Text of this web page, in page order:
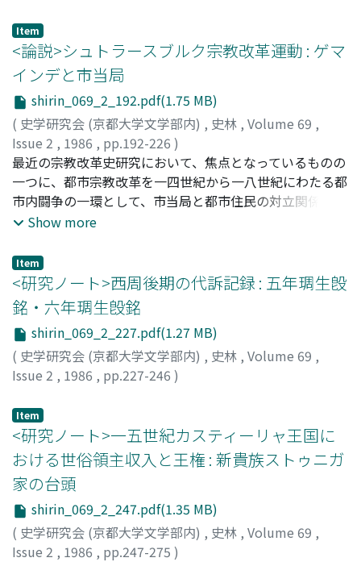
される「暴君」ドミティアーヌスの政治をも分析し、国内
政治の安定が如何にしてあるいはどのようなものとして確
立されたのかという問題を考察しようとしたものである。
そこでは、養子皇帝制は実体のないものとして示され、ま
た皇帝と元老院の関係についても、国制上の問題ばかりで
なく、政治的支配層としての元老院議員階層の動向にも注
意が向けられている。そして考察の結果として、次のこと
が明らかになった。即ち、社会的流動性というローマ社会
の特質をふまえて、帝国全域にわたる有力者の政治参加を
積極的に可能とする体制の明確な誕生、あるいは「父祖の
遺風」を規範とするローマ社会のもつ政治的伝統と拡大し
との調和、こうしたものが国内政治安定の重大な要因であ
り、かかる観点から内政上の安定を実現した政治体制を
「ローマ五賢帝政治」と呼ぶならば、それはネルワ帝にお
いてではなく、トラヤヌス帝治世初期において成立したと
みることが出来るのである。
Item
<論説>シュトラースブルク宗教改革運動 : ゲマ
インデと市当局
shirin_069_2_192.pdf(1.75 MB)
( 史学研究会 (京都大学文学部内) , 史林 , Volume 69 ,
Issue 2 , 1986 , pp.192-226 )
渡邊, 伸;Watanabe, Shin;ワタナベ, シン
最近の宗教改革史研究において、焦点となっているものの
一つに、都市宗教改革を一四世紀から一八世紀にわたる都
市内闘争の一環として、市当局と都市住民の対立関係にお
いて把えようとする視角がある。本稿では、西南ドイツに
ルクをとりあげ、都市住民の改革運動の分析を行ない、そ
れとの関連において市当局の対応も検討した。その結果、
教区での説教者任命等の要求、公開討論会をめぐる事件、
農民戦争期の対応を明らかにし、改革運動の中心となった
のは、ツンフト市民層であること、その中でも、従来看過
されていた点として、ツンフト間に対応の差があり、下位
ツンフトほど運動が活発であったこと、それは政治的発言
局も、当初より統治体制の強化という方向において、改革
を積極的に導入した側面があることを指摘した。
Show more
Item
<研究ノート>西周後期の代訴記録 : 五年琱生𣪘
銘・六年琱生𣪘銘
shirin_069_2_227.pdf(1.27 MB)
( 史学研究会 (京都大学文学部内) , 史林 , Volume 69 ,
Issue 2 , 1986 , pp.227-246 )
Item
<研究ノート>一五世紀カスティーリャ王国に
おける世俗領主収入と王権 : 新貴族ストゥニガ
家の台頭
shirin_069_2_247.pdf(1.35 MB)
( 史学研究会 (京都大学文学部内) , 史林 , Volume 69 ,
Issue 2 , 1986 , pp.247-275 )